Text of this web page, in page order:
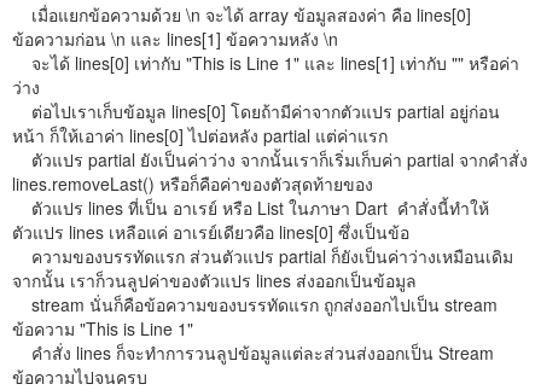
เมื่อแยกข้อความด้วย \n จะได้ array ข้อมูลสองค่า คือ lines[0]
ข้อความก่อน \n และ lines[1] ข้อความหลัง \n
จะได้ lines[0] เท่ากับ "This is Line 1" และ lines[1] เท่ากับ "" หรือค่า
ว่าง
ต่อไปเราเก็บข้อมูล lines[0] โดยถ้ามีค่าจากตัวแปร partial อยู่ก่อน
หน้า ก็ให้เอาค่า lines[0] ไปต่อหลัง partial แต่ค่าแรก
ตัวแปร partial ยังเป็นค่าว่าง จากนั้นเราก็เริ่มเก็บค่า partial จากคำสั่ง
lines.removeLast() หรือก็คือค่าของตัวสุดท้ายของ
ตัวแปร lines ที่เป็น อาเรย์ หรือ List ในภาษา Dart คำสั่งนี้ทำให้
ตัวแปร lines เหลือแค่ อาเรย์เดียวคือ lines[0] ซึ่งเป็นข้อ
ความของบรรทัดแรก ส่วนตัวแปร partial ก็ยังเป็นค่าว่างเหมือนเดิม
จากนั้น เราก็วนลูปค่าของตัวแปร lines ส่งออกเป็นข้อมูล
stream นั่นก็คือข้อความของบรรทัดแรก ถูกส่งออกไปเป็น stream
ข้อความ "This is Line 1"
คำสั่ง lines ก็จะทำการวนลูปข้อมูลแต่ละส่วนส่งออกเป็น Stream
ข้อความไปจนครบ